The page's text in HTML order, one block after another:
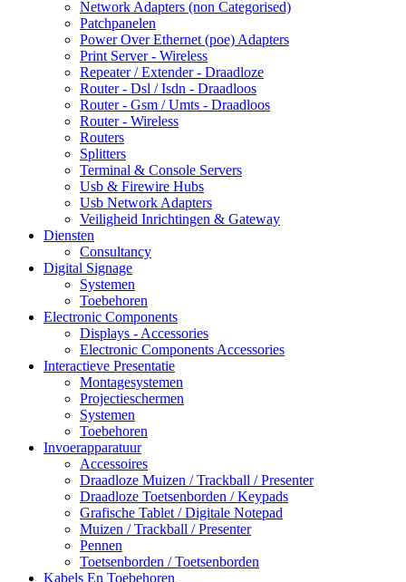
Network Adapters (non Categorised)
Patchpanelen
Power Over Ethernet (poe) Adapters
Print Server - Wireless
Repeater / Extender - Draadloze
Router - Dsl / Isdn - Draadloos
Router - Gsm / Umts - Draadloos
Router - Wireless
Routers
Splitters
Terminal & Console Servers
Usb & Firewire Hubs
Usb Network Adapters
Veiligheid Inrichtingen & Gateway
Diensten
Consultancy
Digital Signage
Systemen
Toebehoren
Electronic Components
Displays - Accessories
Electronic Components Accessories
Interactieve Presentatie
Montagesystemen
Projectieschermen
Systemen
Toebehoren
Invoerapparatuur
Accessoires
Draadloze Muizen / Trackball / Presenter
Draadloze Toetsenborden / Keypads
Grafische Tablet / Digitale Notepad
Muizen / Trackball / Presenter
Pennen
Toetsenborden / Toetsenborden
Kabels En Toebehoren